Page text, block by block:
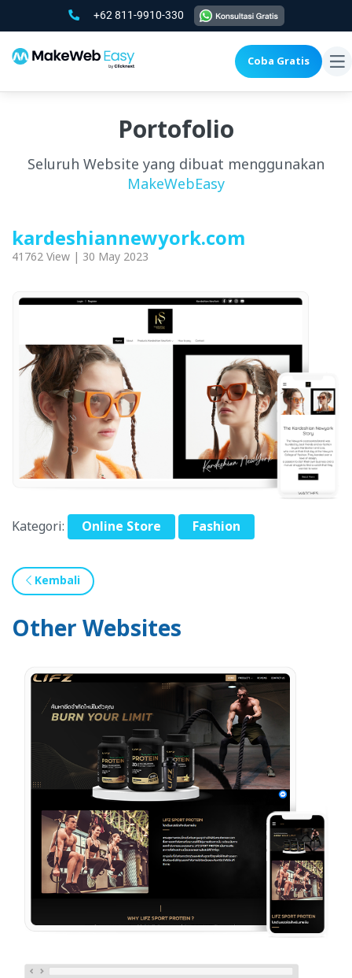
+62 811-9910-330
Coba Gratis
Portofolio
Seluruh Website yang dibuat menggunakan
MakeWebEasy
kardeshiannewyork.com
41762 View | 30 May 2023
Kategori: Online Store Fashion
Kembali
Other Websites